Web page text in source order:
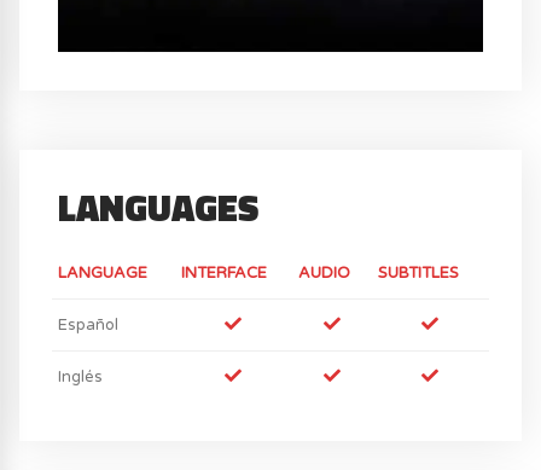
LANGUAGES
LANGUAGE INTERFACE AUDIO SUBTITLES
Español
Inglés